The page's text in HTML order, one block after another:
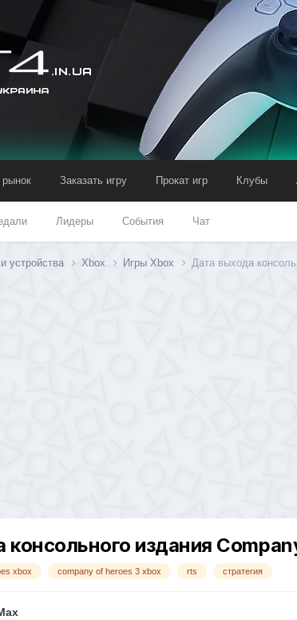
Лидеры События Чат
Заказать игру Прокат игр Клубы
устройства Xbox Игры Xbox Дата выхода
издания
xbox company of heroes 3 xbox rts стратегия